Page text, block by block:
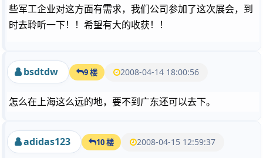
些军工企业对这方面有需求，我们公司参加了这次展会，到
时去聆听一下！！希望有大的收获！！
bsdtdw 9 楼 2008-04-14 18:00:56
怎么在上海这么远的地，要不到广东还可以去下。
adidas123 10 楼 2008-04-15 12:59:37